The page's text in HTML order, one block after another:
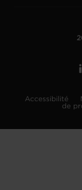
Accessibilité
de